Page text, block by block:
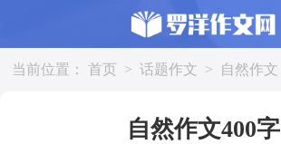
当前位置： 首页 > 话题作文 > 自然作文
自然作文400字